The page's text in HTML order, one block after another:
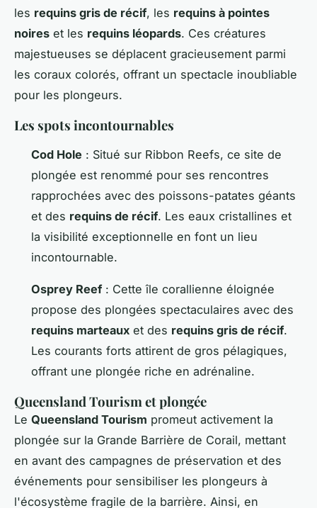
les requins gris de récif, les requins à pointes
noires et les requins léopards. Ces créatures
majestueuses se déplacent gracieusement parmi
les coraux colorés, offrant un spectacle inoubliable
pour les plongeurs.
Les spots incontournables
Cod Hole : Situé sur Ribbon Reefs, ce site de
plongée est renommé pour ses rencontres
rapprochées avec des poissons-patates géants
et des requins de récif. Les eaux cristallines et
la visibilité exceptionnelle en font un lieu
incontournable.
Osprey Reef: Cette île corallienne éloignée
propose des plongées spectaculaires avec des
requins marteaux et des requins gris de récif.
Les courants forts attirent de gros pélagiques,
offrant une plongée riche en adrénaline.
Queensland Tourism et plongée
Le Queensland Tourism promeut activement la
plongée sur la Grande Barrière de Corail, mettant
en avant des campagnes de préservation et des
événements pour sensibiliser les plongeurs à
l'écosystème fragile de la barrière. Ainsi, en